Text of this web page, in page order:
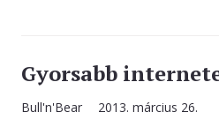
Gyorsabb
Bull'n'Bear 2013. március 26.